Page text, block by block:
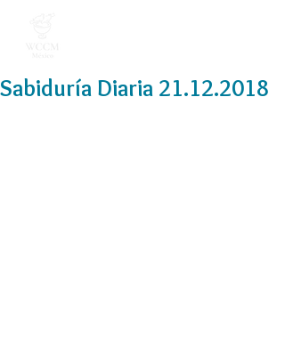
Sabiduría Diaria 21.12.2018